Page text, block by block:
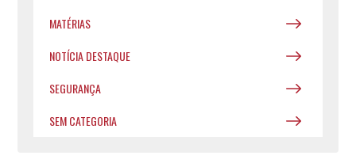
MATÉRIAS
NOTÍCIA DESTAQUE
SEGURANÇA
SEM CATEGORIA